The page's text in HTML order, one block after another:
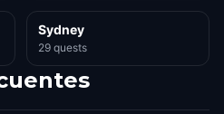
Sydney
29 quests